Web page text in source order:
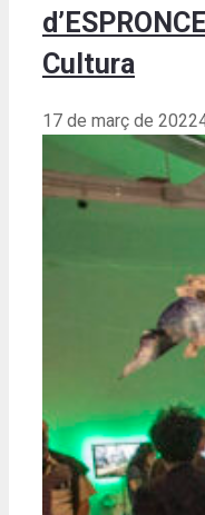
Cultura
17 de març de 2022